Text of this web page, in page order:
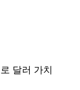
달러 가치